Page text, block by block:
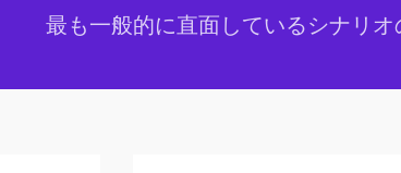
最も一般的に直面しているシナリ